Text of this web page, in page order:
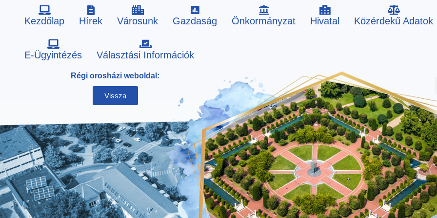
Kezdőlap Hírek Városunk Gazdaság Önkormányzat Hivatal Közérdekű Adatok
E-Ügyintézés Választási Információk
Régi orosházi weboldal:
Vissza